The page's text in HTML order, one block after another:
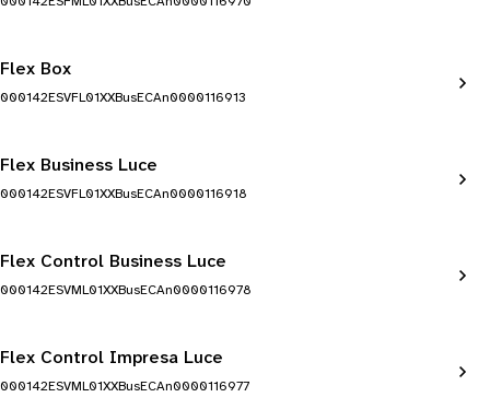
Flex Box
000142ESVFL01XXBusECAn0000116913
Flex Business Luce
000142ESVFL01XXBusECAn0000116918
Flex Control Business Luce
000142ESVML01XXBusECAn0000116978
Flex Control Impresa Luce
000142ESVML01XXBusECAn0000116977